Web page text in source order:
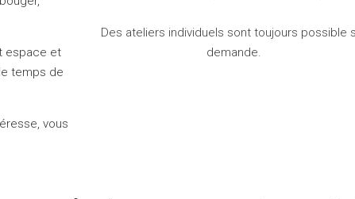
espace et
temps de
vous
Des ateliers individuels sont toujours possible
demande.